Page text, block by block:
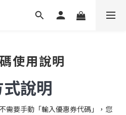
使用說明
說明
需要手動「輸入優惠券代碼」，您